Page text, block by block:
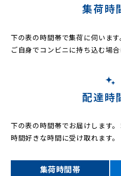
集荷時
下の表の時間帯で集荷に伺いま
ご自身でコンビニに持ち込む場
配達時
下の表の時間帯でお届けします
時間好きな時間に受け取れます。
集荷時間帯